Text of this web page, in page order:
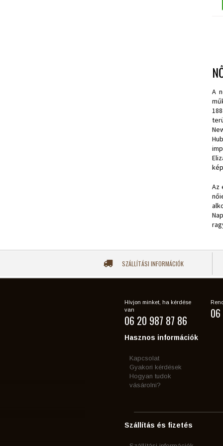
A
Az
SZÁLLÍTÁSI INFORMÁCIÓK
Hívjon minket, ha kérdése
van
06 20 987 87 86
Hasznos információk
Kapcsolat
Gyakori kérdések
Hogyan tudok
vásárolni?
Szállítás és fizetés